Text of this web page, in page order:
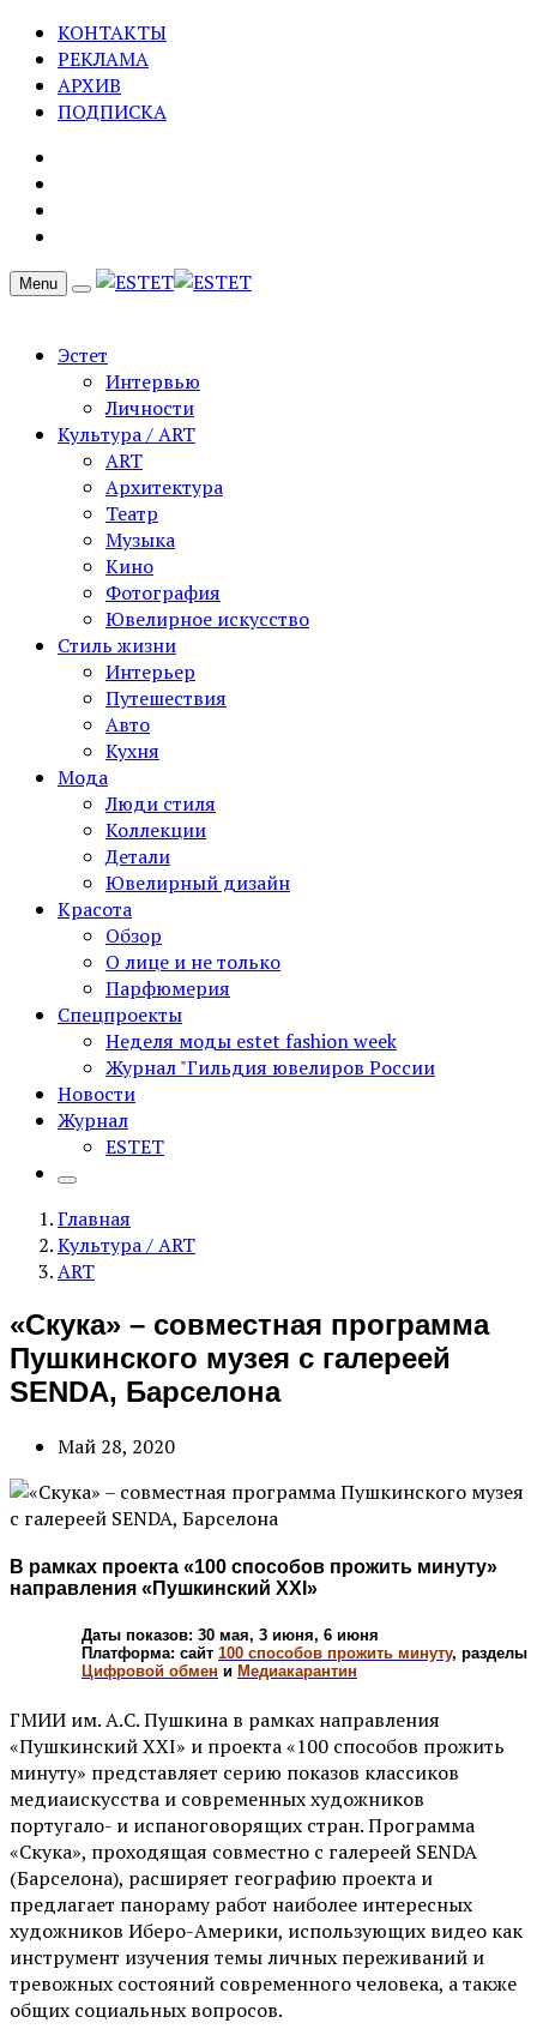
КОНТАКТЫ
РЕКЛАМА
АРХИВ
ПОДПИСКА
Menu
Эстет
Интервью
Личности
Культура / ART
ART
Архитектура
Театр
Музыка
Кино
Фотография
Ювелирное искусство
Стиль жизни
Интерьер
Путешествия
Авто
Кухня
Мода
Люди стиля
Коллекции
Детали
Ювелирный дизайн
Красота
Обзор
О лице и не только
Парфюмерия
Спецпроекты
Неделя моды estet fashion week
Журнал "Гильдия ювелиров России
Новости
Журнал
ESTET
Главная
Культура / ART
ART
«Скука» – совместная программа
Пушкинского музея с галереей
SENDA, Барселона
Май 28, 2020
В рамках проекта «100 способов прожить минуту»
направления «Пушкинский XXI»
Даты показов: 30 мая, 3 июня, 6 июня
Платформа: сайт 100 способов прожить минуту, разделы
Цифровой обмен и Медиакарантин
ГМИИ им. А.С. Пушкина в рамках направления
«Пушкинский XXI» и проекта «100 способов прожить
минуту» представляет серию показов классиков
медиаискусства и современных художников
португало- и испаноговорящих стран. Программа
«Скука», проходящая совместно с галереей SENDA
(Барселона), расширяет географию проекта и
предлагает панораму работ наиболее интересных
художников Иберо-Америки, использующих видео как
инструмент изучения темы личных переживаний и
тревожных состояний современного человека, а также
общих социальных вопросов.